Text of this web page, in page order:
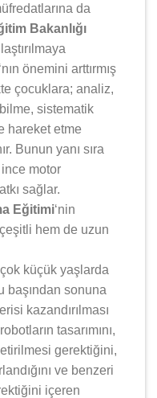
da
Bakanlığı
‘nın önemini arttırmış
çocuklara; analiz,
sistematik
hareket etme
Bunun yanı sıra
motor
sağlar.
Eğitimi‘nin
hem de uzun
küçük yaşlarda
başından sonuna
kazandırılması
tasarımını,
gerektiğini,
ve benzeri
içeren